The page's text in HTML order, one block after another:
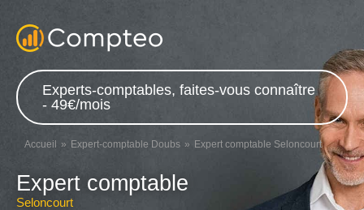
Experts-comptables, faites-vous connaître
- 49€/mois
Accueil Expert-comptable Doubs Expert comptable Seloncourt
Expert comptable
Seloncourt